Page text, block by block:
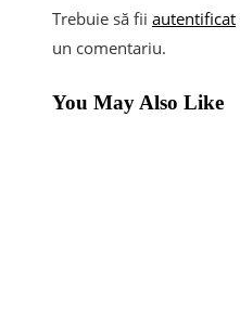
Trebuie să fii autentificat
un comentariu.
You May Also Like